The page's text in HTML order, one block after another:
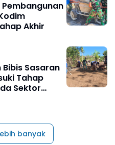
Pembangunan
Akhir
Sasaran
Tahap
Sektor
banyak